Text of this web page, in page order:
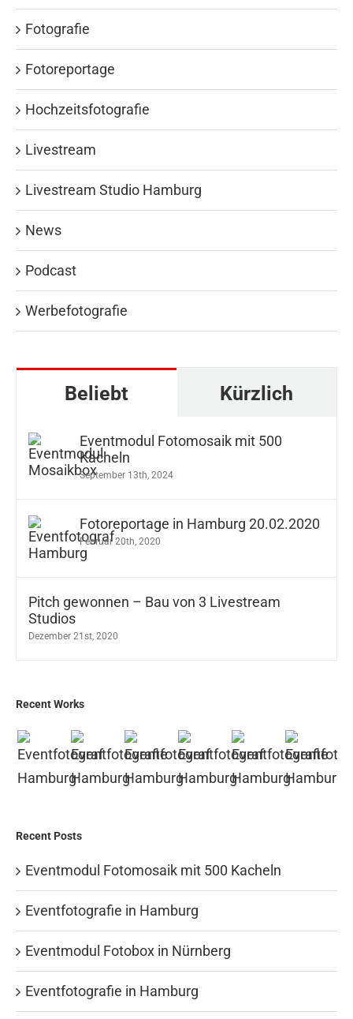
Fotografie
Fotoreportage
Hochzeitsfotografie
Livestream
Livestream Studio Hamburg
News
Podcast
Werbefotografie
Beliebt Kürzlich
Eventmodul Fotomosaik mit 500
Kacheln
September 13th, 2024
Fotoreportage in Hamburg 20.02.2020
Februar 20th, 2020
Pitch gewonnen – Bau von 3 Livestream
Studios
Dezember 21st, 2020
Recent Works
Recent Posts
Eventmodul Fotomosaik mit 500 Kacheln
Eventfotografie in Hamburg
Eventmodul Fotobox in Nürnberg
Eventfotografie in Hamburg